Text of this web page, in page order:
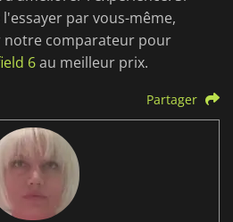
par vous-même,
notre comparateur pour
6au meilleur prix.
Partager